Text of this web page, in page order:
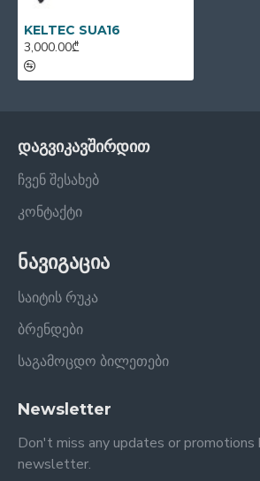
KELTEC SUA16
3,000.00₾
დაგვიკავშირდით
ჩვენ შესახებ
კონტაქტი
ნავიგაცია
საიტის რუკა
ბრენდები
საგამოცდო ბილეთები
Newsletter
Don't miss any updates or promotions
newsletter.